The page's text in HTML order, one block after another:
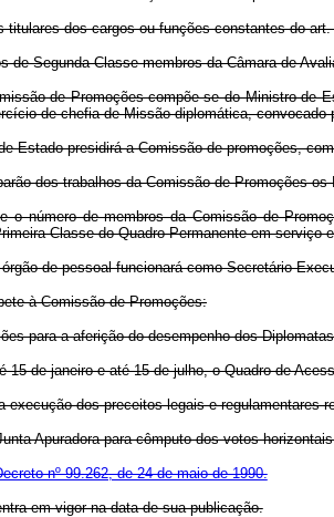
titulares dos cargos ou funções constantes do
de Segunda Classe membros da Câmara de
de Promoções compõe-se do Ministro de
de chefia de Missão diplomática, convocado
Estado presidirá a Comissão de promoções,
dos trabalhos da Comissão de Promoções
o número de membros da Comissão de
Classe do Quadro Permanente em serviço
de pessoal funcionará como Secretário-
à Comissão de Promoções:
para a aferição do desempenho dos
15 de janeiro e até 15 de julho, o Quadro de
execução dos preceitos legais e regulamentares
Apuradora para cômputo dos votos
nº 99.262, de 24 de maio de 1990.
em vigor na data de sua publicação.